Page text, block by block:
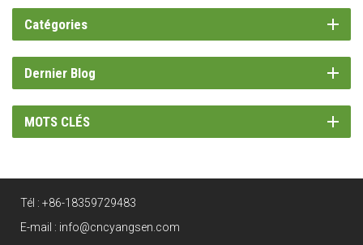
Catégories
Dernier Blog
MOTS CLÉS
Tél : +86-18359729483
E-mail : info@cncyangsen.com